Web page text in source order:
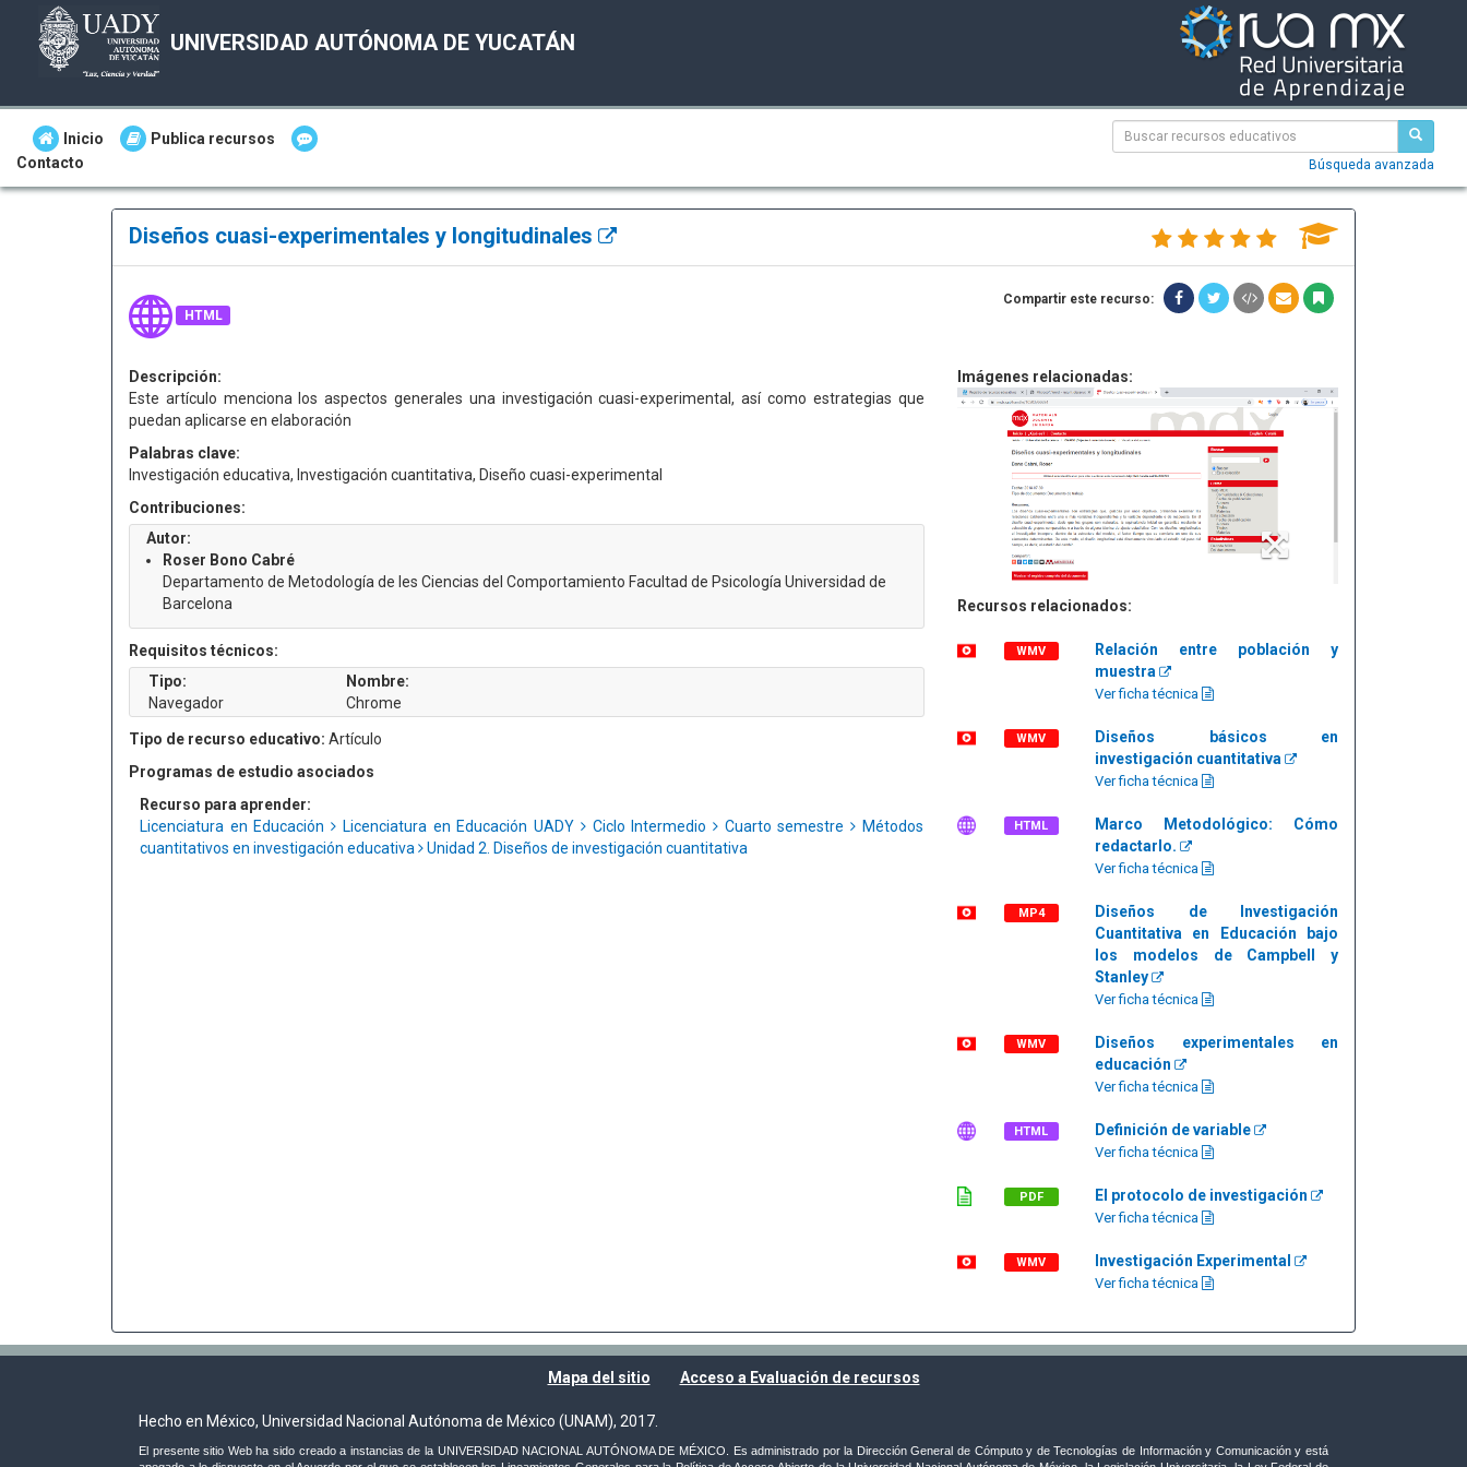
UNIVERSIDAD AUTÓNOMA DE YUCATÁN
Inicio
Publica recursos
Contacto
Búsqueda avanzada
Diseños cuasi-experimentales y longitudinales
HTML
Compartir este recurso:
Descripción:
Este artículo menciona los aspectos generales una investigación cuasi-experimental, así como estrategias que
puedan aplicarse en elaboración
Palabras clave:
Investigación educativa, Investigación cuantitativa, Diseño cuasi-experimental
Contribuciones:
Autor:
Roser Bono Cabré
Departamento de Metodología de les Ciencias del Comportamiento Facultad de Psicología Universidad de
Barcelona
Requisitos técnicos:
Tipo:
Navegador
Nombre:
Chrome
Tipo de recurso educativo: Artículo
Programas de estudio asociados
Recurso para aprender:
Licenciatura en Educación
Licenciatura en Educación UADY Ciclo Intermedio Cuarto semestre
Métodos
cuantitativos en investigación educativa
Unidad 2. Diseños de investigación cuantitativa
Imágenes relacionadas:
Recursos relacionados:
WMV
Relación entre población y
muestra
Ver ficha técnica
WMV
Diseños básicos en
investigación cuantitativa
Ver ficha técnica
HTML
Marco Metodológico: Cómo
redactarlo.
Ver ficha técnica
MP4
Diseños de Investigación
Cuantitativa en Educación bajo
los modelos de Campbell y
Stanley
Ver ficha técnica
WMV
Diseños experimentales en
educación
Ver ficha técnica
HTML Definición de variable
Ver ficha técnica
PDF El protocolo de investigación
Ver ficha técnica
WMV Investigación Experimental
Ver ficha técnica
Mapa del sitio Acceso a Evaluación de recursos
Hecho en México, Universidad Nacional Autónoma de México (UNAM), 2017.
El presente sitio Web ha sido creado a instancias de la UNIVERSIDAD NACIONAL AUTÓNOMA DE MÉXICO. Es administrado por la Dirección General de Cómputo y de Tecnologías de Información y Comunicación y está